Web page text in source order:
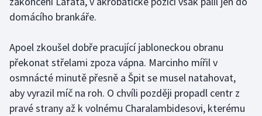
Krasobruslení
Lezení
Lyže a snowboard
Moderní pětiboj
domácího brankáře.
Apoel zkoušel dobře pracující jabloneckou obranu
překonat střelami zpoza vápna. Marcinho mířil v
osmnácté minutě přesně a Špit se musel natahovat,
aby vyrazil míč na roh. O chvíli později propadl centr z
pravé strany až k volnému Charalambidesovi, kterému